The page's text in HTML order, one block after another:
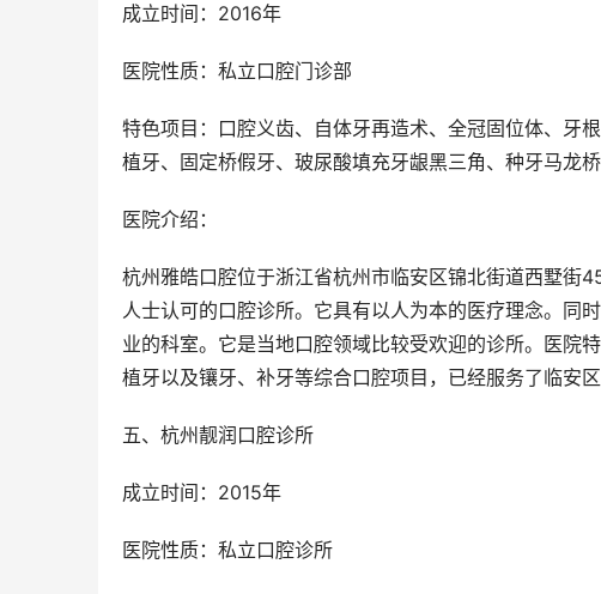
成立时间：2016年
医院性质：私立口腔门诊部
特色项目：口腔义齿、自体牙再造术、全冠固位体、牙
植牙、固定桥假牙、玻尿酸填充牙龈黑三角、种牙马龙桥
医院介绍：
杭州雅皓口腔位于浙江省杭州市临安区锦北街道西墅街
人士认可的口腔诊所。它具有以人为本的医疗理念。同
业的科室。它是当地口腔领域比较受欢迎的诊所。医院
植牙以及镶牙、补牙等综合口腔项目，已经服务了临安
五、杭州靓润口腔诊所
成立时间：2015年
医院性质：私立口腔诊所